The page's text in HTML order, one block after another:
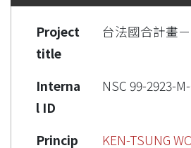
Project
title
台法國合計畫
Interna
l ID
NSC 99-2923-
Princip
KEN-TSUNG